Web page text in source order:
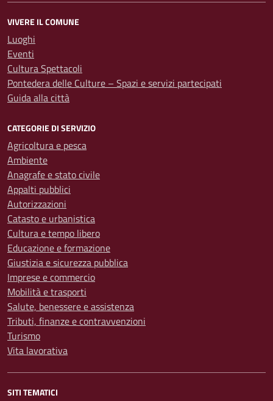
VIVERE IL COMUNE
Luoghi
Eventi
Cultura Spettacoli
Pontedera delle Culture – Spazi e servizi partecipati
Guida alla città
CATEGORIE DI SERVIZIO
Agricoltura e pesca
Ambiente
Anagrafe e stato civile
Appalti pubblici
Autorizzazioni
Catasto e urbanistica
Cultura e tempo libero
Educazione e formazione
Giustizia e sicurezza pubblica
Imprese e commercio
Mobilità e trasporti
Salute, benessere e assistenza
Tributi, finanze e contravvenzioni
Turismo
Vita lavorativa
SITI TEMATICI